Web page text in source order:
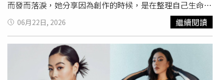
一開始對「綜藝藝人」來演戲其實充滿擔憂，後來慶功宴
時，攝影師拉著他說「其實我一開始看到是你，我實在是覺
得很可怕，最怕遇到綜藝人來玩票，但你真的讓我嚇到，很
專業」。這部戲也讓他對生命有了新的體悟，不但拍完戲想
去做全身健康檢查，更希望透過這個故事，幫助到有需要的
而發而落淚，她分享因為創作的時候，是在整理自己生命中
某些經歷跟感受，甚至是還沒癒合的傷口，現在回頭看，那
些過程反而讓她更了解自己，明白創作不一定要逼迫自己往
前衝，而是找到自己的步調，學會在創作跟生活之間取得平
衡，把生活過好、把自己照顧好，才能持續創作出真正有溫
度的作品。來自香港的陳以諾不僅以客語專輯入圍金曲獎，
同時也是頂著伯克利音樂學院的音樂高材生，她認為這段經
06月22日, 2026 繼續閱讀